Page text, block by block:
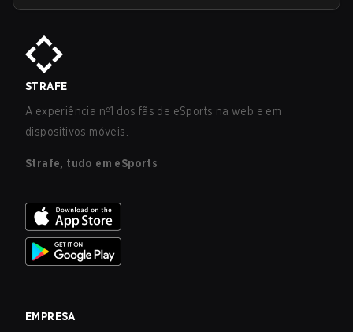
STRAFE
A experiência nº1 dos fãs de eSports na web e em
dispositivos móveis.
Strafe, tudo em eSports
EMPRESA